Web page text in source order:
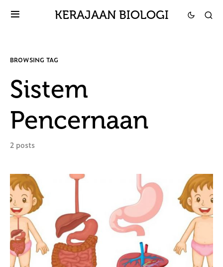
KERAJAAN BIOLOGI
BROWSING TAG
Sistem
Pencernaan
2 posts